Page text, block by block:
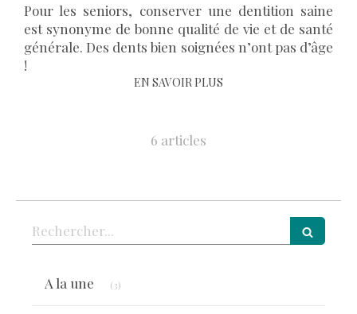
Pour les seniors, conserver une dentition saine
est synonyme de bonne qualité de vie et de santé
générale. Des dents bien soignées n’ont pas d’âge
!
EN SAVOIR PLUS
6 articles
Rechercher
A la une (3)